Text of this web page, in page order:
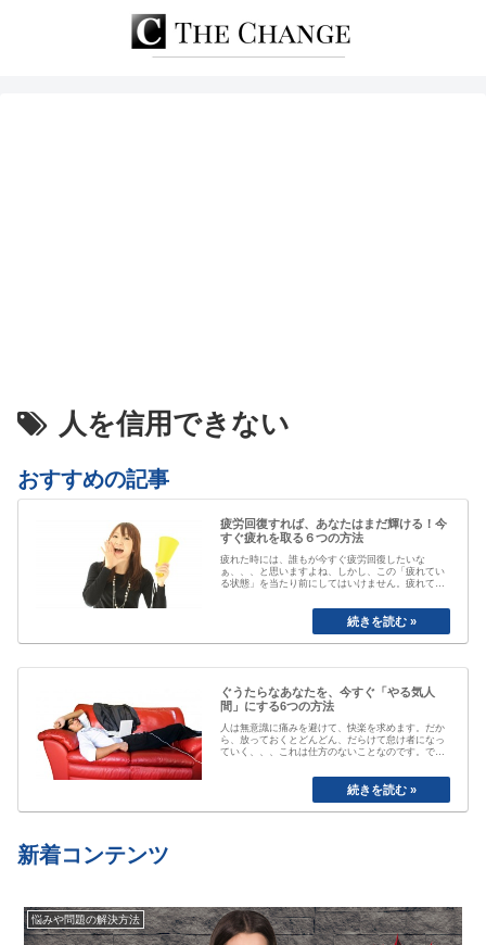
人を信用できない
おすすめの記事
疲労回復すれば、あなたはまだ輝ける！今
すぐ疲れを取る６つの方法
疲れた時には、誰もが今すぐ疲労回復したいな
ぁ、、、と思いますよね、しかし、この「疲れてい
る状態」を当たり前にしてはいけません。疲れてい
がて気付かなくなってしまいます。「最近疲れてい
ますよね」と誰かに声を掛けられるまで、自分は大
丈夫と思ってしまっていたり、いつのまにか覇気が
感…
ぐうたらなあなたを、今すぐ「やる気人
間」にする6つの方法
人は無意識に痛みを避けて、快楽を求めます。だか
ら、放っておくとどんどん、だらけて怠け者になっ
ていく、、、これは仕方のないことなのです。で
私も以前は、おもいきり、「ぐうたら属性」でし
た。食べたら寝る、めんどくさいから明日でいい
や、、と言い続けて結局やらない、忘れてしまう
etc…
新着コンテンツ
悩みや問題の解決方法